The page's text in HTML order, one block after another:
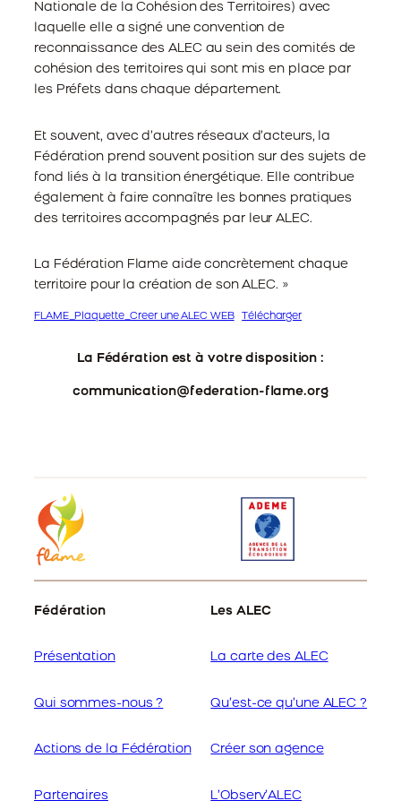
Nationale de la Cohésion des Territoires) avec
laquelle elle a signé une convention de
reconnaissance des ALEC au sein des comités de
cohésion des territoires qui sont mis en place par
les Préfets dans chaque département.
Et souvent, avec d’autres réseaux d’acteurs, la
Fédération prend souvent position sur des sujets de
fond liés à la transition énergétique. Elle contribue
également à faire connaître les bonnes pratiques
des territoires accompagnés par leur ALEC.
La Fédération Flame aide concrètement chaque
territoire pour la création de son ALEC. »
FLAME_Plaquette_Creer une ALEC WEB Télécharger
La Fédération est à votre disposition :
communication@federation-flame.org
Fédération
Présentation
Qui sommes-nous ?
Actions de la Fédération
Partenaires
Les ALEC
La carte des ALEC
Qu’est-ce qu’une ALEC ?
Créer son agence
L’Observ’ALEC